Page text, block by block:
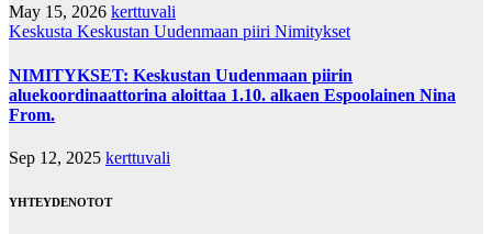
May 15, 2026 kerttuvali
Keskusta Keskustan Uudenmaan piiri Nimitykset
NIMITYKSET: Keskustan Uudenmaan piirin
aluekoordinaattorina aloittaa 1.10. alkaen Espoolainen Nina
From.
Sep 12, 2025 kerttuvali
YHTEYDENOTOT